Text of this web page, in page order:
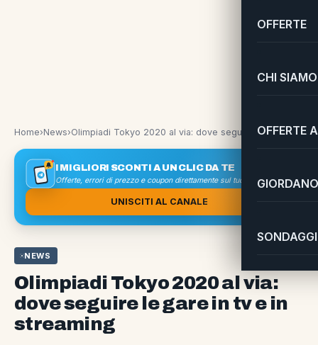
OFFERTE
CHI SIAMO
OFFERTE
Home›News› Olimpiadi Tokyo 2020 al via: dove seguire le gare in tv e in streaming
I MIGLIORI SCONTI A UN CLIC DA TE
Offerte, errori di prezzo e coupon direttamente sul tuo smartphone
UNISCITI AL CANALE
NEWS
Olimpiadi Tokyo 2020 al via:
dove seguire le gare in tv e in
streaming